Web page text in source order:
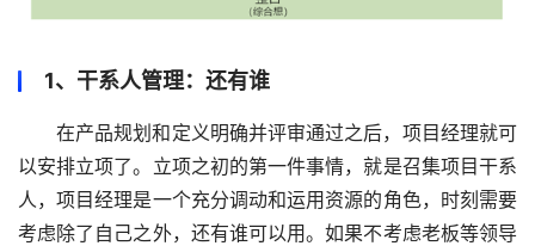
1、干系人管理：还有谁
在产品规划和定义明确并评审通过之后，项目经理就可
以安排立项了。立项之初的第一件事情，就是召集项目干系
人，项目经理是一个充分调动和运用资源的角色，时刻需要
考虑除了自己之外，还有谁可以用。如果不考虑老板等领导